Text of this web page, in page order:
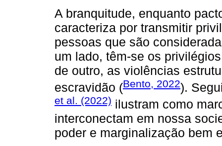
A branquitude, enquanto
caracteriza por transmitir
pessoas que são
um lado, têm-se os
de outro, as violências
escravidão (Bento, 2022).
et al. (2022) ilustram como
interconectam em nossa
poder e marginalização bem